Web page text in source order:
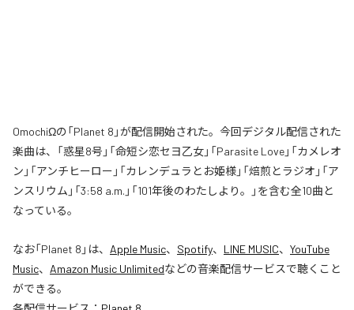
OmochiΩの「Planet 8」が配信開始された。今回デジタル配信された
楽曲は、「惑星8号」「命短シ恋セヨ乙女」「Parasite Love」「カメレオ
ン」「アンチヒーロー」「カレンデュラとお姫様」「焙煎とラジオ」「ア
ンスリウム」「3:58 a.m.」「101年後のわたしより。」を含む全10曲と
なっている。
なお「Planet 8 」は、 Apple Music、 Spotify、 LINE MUSIC、 YouTube
Music、 Amazon Music Unlimitedなどの音楽配信サービスで聴くこと
ができる。